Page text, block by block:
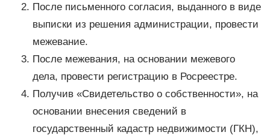
После письменного согласия, выданного в виде
выписки из решения администрации, провести
межевание.
После межевания, на основании межевого
дела, провести регистрацию в Росреестре.
Получив «Свидетельство о собственности», на
основании внесения сведений в
государственный кадастр недвижимости (ГКН),